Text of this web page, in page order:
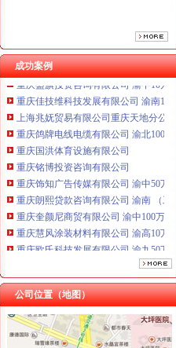
成功案例
重庆慧风涂装材料有限公司 渝高10万
重庆欧氏科技发展有限公司 渝九50万
重庆盛旗投资咨询有限公司 渝中10万
重庆佳技维科技发展有限公司 渝南100
上海兆妩贸易有限公司重庆天地分公
重庆鸽牌电线电缆有限公司 渝北10010
重庆国洪体育设施有限公司
重庆铭博投资咨询有限公司
重庆饰知广告传媒有限公司 渝中50万
重庆朗熙贷款咨询有限公司 渝南 （工
重庆奎颜尼商贸有限公司 渝中100万 （
重庆慧风涂装材料有限公司 渝高10万
重庆欧氏科技发展有限公司 渝九50万
重庆盛旗投资咨询有限公司 渝中10万
重庆佳技维科技发展有限公司 渝南100
上海兆妩贸易有限公司重庆天地分公
公司位置（地图）